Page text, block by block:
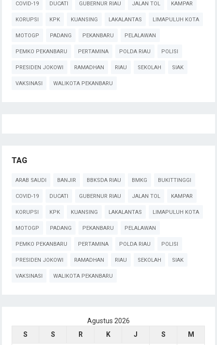
COVID-19 DUCATI GUBERNUR RIAU JALAN TOL KAMPAR
KORUPSI KPK KUANSING LAKALANTAS LIMAPULUH KOTA
MOTOGP PADANG PEKANBARU PELALAWAN
PEMKO PEKANBARU PERTAMINA POLDA RIAU POLISI
PRESIDEN JOKOWI RAMADHAN RIAU SEKOLAH SIAK
VAKSINASI WALIKOTA PEKANBARU
TAG
ARAB SAUDI BANJIR BBKSDA RIAU BMKG BUKITTINGGI
COVID-19 DUCATI GUBERNUR RIAU JALAN TOL KAMPAR
KORUPSI KPK KUANSING LAKALANTAS LIMAPULUH KOTA
MOTOGP PADANG PEKANBARU PELALAWAN
PEMKO PEKANBARU PERTAMINA POLDA RIAU POLISI
PRESIDEN JOKOWI RAMADHAN RIAU SEKOLAH SIAK
VAKSINASI WALIKOTA PEKANBARU
Agustus 2026
S
S R K J S M